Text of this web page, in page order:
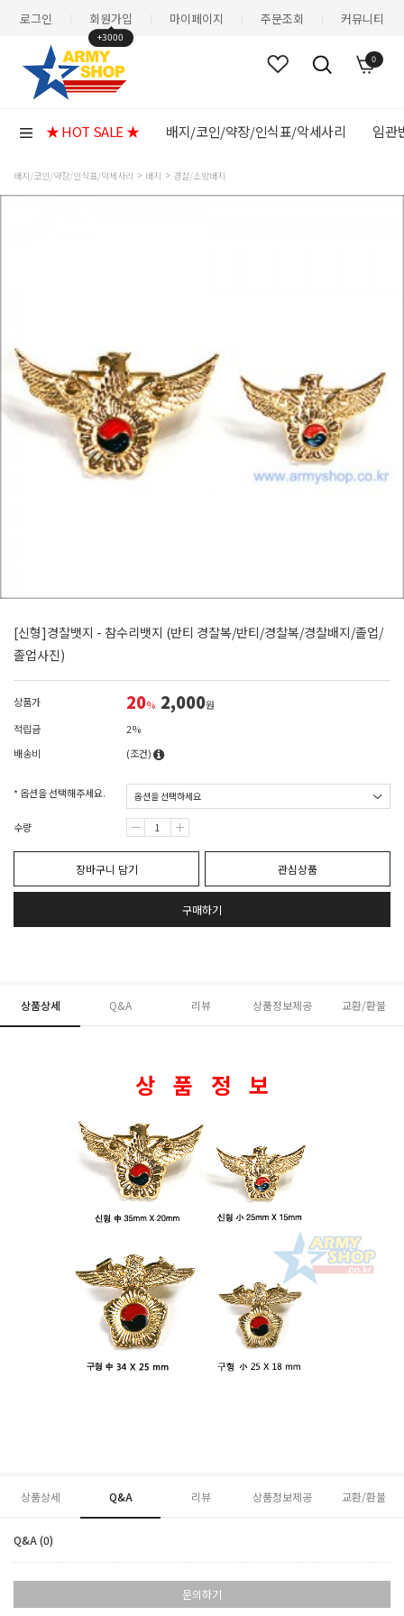
로그인 회원가입
+3000
마이페이지 주문조회 커뮤니티
0
★ HOT SALE ★ 배지/코인/약장/인식표/악세사리 임관
배지/코인/약장/인식표/악세사리 배지 경찰/소방배지
[신형]경찰뱃지 - 참수리뱃지 (반티 경찰복/반티/경찰복/경찰배지/졸업/
졸업사진)
상품가 20% 2,000원
적립금
2%
배송비
(조건)
* 옵션을 선택해주세요.
수량
장바구니 담기 관심상품
구매하기
상품상세 Q&A 리뷰 상품정보제공 교환/환불
상 품 정 보
상품상세 Q&A 리뷰 상품정보제공 교환/환불
Q&A (0)
문의하기